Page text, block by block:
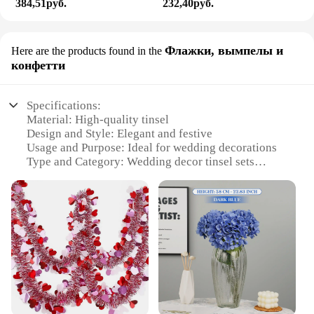
384,51руб. 232,40руб.
Here are the products found in the Флажки, вымпелы и
конфетти
Specifications:
Material: High-quality tinsel
Design and Style: Elegant and festive
Usage and Purpose: Ideal for wedding decorations
Type and Category: Wedding decor tinsel sets
Parts and Accessories: Includes various sizes and
colors
Features:
**Elegant and Festive Wedding Decor**
Embrace the joy of your special day with our
wedding decor tinsel sets, designed to add a touch
of elegance and festivity to your celebration. These